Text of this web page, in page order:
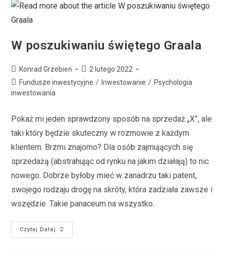
W poszukiwaniu świętego Graala
Konrad Grzebień
2 lutego 2022
Fundusze inwestycyjne / Inwestowanie / Psychologia
inwestowania
Pokaż mi jeden sprawdzony sposób na sprzedaż „X”, ale
taki który będzie skuteczny w rozmowie z każdym
klientem. Brzmi znajomo? Dla osób zajmujących się
sprzedażą (abstrahując od rynku na jakim działają) to nic
nowego. Dobrze byłoby mieć w zanadrzu taki patent,
swojego rodzaju drogę na skróty, która zadziała zawsze i
wszędzie. Takie panaceum na wszystko.
Czytaj Dalej